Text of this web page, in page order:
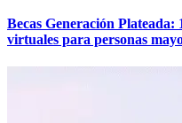
Becas Generación Plateada:
virtuales para personas